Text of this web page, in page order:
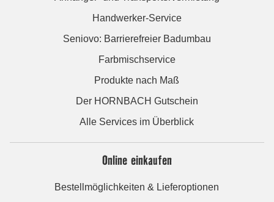
Handwerker-Service
Seniovo: Barrierefreier Badumbau
Farbmischservice
Produkte nach Maß
Der HORNBACH Gutschein
Alle Services im Überblick
Online einkaufen
Bestellmöglichkeiten & Lieferoptionen